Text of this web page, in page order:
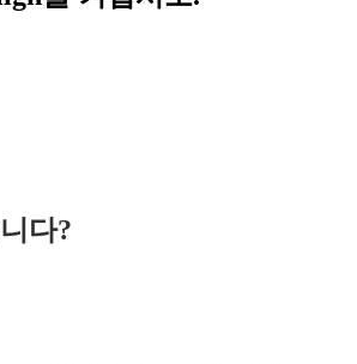
다?